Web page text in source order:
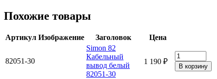
Похожие товары
Артикул Изображение Заголовок Цена
82051-30
Simon 82
Кабельный
вывод белый
82051-30
1 190 ₽